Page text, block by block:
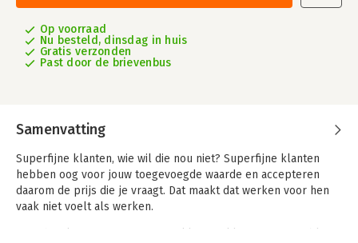
Op voorraad
Nu besteld, dinsdag in huis
Gratis verzonden
Past door de brievenbus
Samenvatting
Superfijne klanten, wie wil die nou niet? Superfijne klanten
hebben oog voor jouw toegevoegde waarde en accepteren
daarom de prijs die je vraagt. Dat maakt dat werken voor hen
vaak niet voelt als werken.